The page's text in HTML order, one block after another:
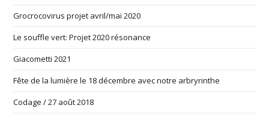
Grocrocovirus projet avril/mai 2020
Le souffle vert: Projet 2020 résonance
Giacometti 2021
Fête de la lumière le 18 décembre avec notre arbryrinthe
Codage / 27 août 2018